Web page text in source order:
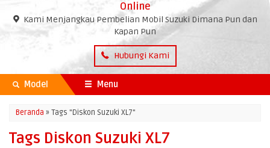
Online
Kami Menjangkau Pembelian Mobil Suzuki Dimana Pun dan
Kapan Pun
Hubungi Kami
Model Menu
Beranda »Tags "Diskon Suzuki XL7"
Tags Diskon Suzuki XL7